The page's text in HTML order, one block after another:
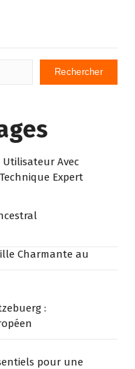
Rechercher
Utilisateur Avec
Expert
Charmante au
:
pour une